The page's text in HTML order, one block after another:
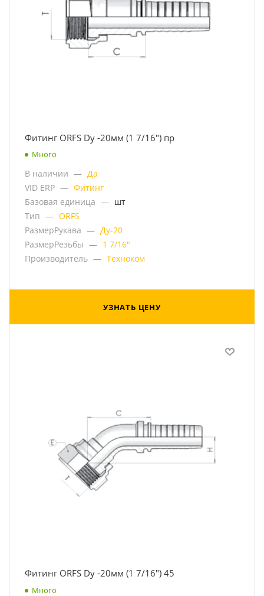
Фитинг ORFS Dу -20мм (1 7/16") пр
Много
В наличии — Да
VID ERP — Фитинг
Базовая единица — шт
Тип — ORFS
РазмерРукава — Ду-20
РазмерРезьбы — 1 7/16"
Производитель — Техноком
УЗНАТЬ ЦЕНУ
Фитинг ORFS Dу -20мм (1 7/16") 45
Много